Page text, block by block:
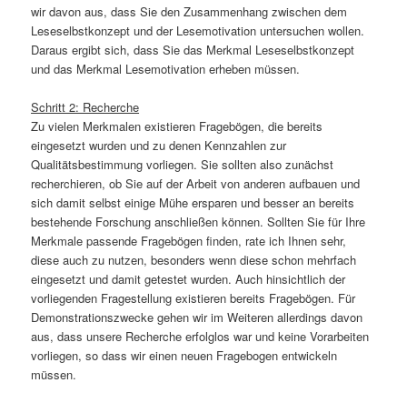
wir davon aus, dass Sie den Zusammenhang zwischen dem
Leseselbstkonzept und der Lesemotivation untersuchen wollen.
Daraus ergibt sich, dass Sie das Merkmal Leseselbstkonzept
und das Merkmal Lesemotivation erheben müssen.
Schritt 2: Recherche
Zu vielen Merkmalen existieren Fragebögen, die bereits
eingesetzt wurden und zu denen Kennzahlen zur
Qualitätsbestimmung vorliegen. Sie sollten also zunächst
recherchieren, ob Sie auf der Arbeit von anderen aufbauen und
sich damit selbst einige Mühe ersparen und besser an bereits
bestehende Forschung anschließen können. Sollten Sie für Ihre
Merkmale passende Fragebögen finden, rate ich Ihnen sehr,
diese auch zu nutzen, besonders wenn diese schon mehrfach
eingesetzt und damit getestet wurden. Auch hinsichtlich der
vorliegenden Fragestellung existieren bereits Fragebögen. Für
Demonstrationszwecke gehen wir im Weiteren allerdings davon
aus, dass unsere Recherche erfolglos war und keine Vorarbeiten
vorliegen, so dass wir einen neuen Fragebogen entwickeln
müssen.